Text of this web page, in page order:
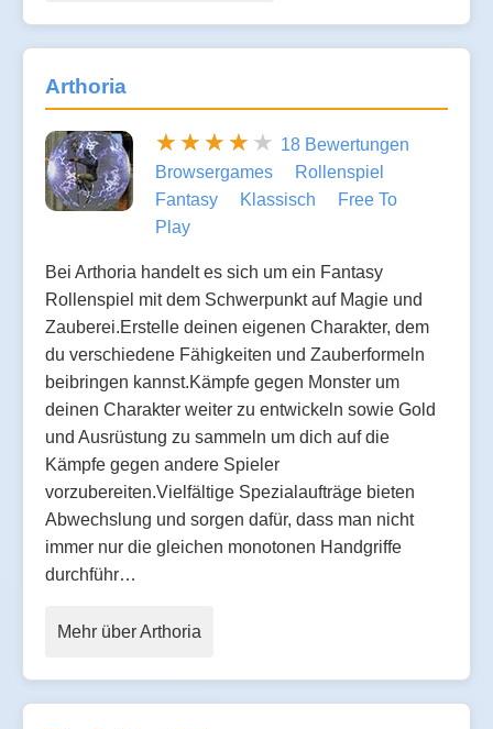
Arthoria
18 Bewertungen
Browsergames
Rollenspiel
Fantasy
Klassisch
Free To
Play
Bei Arthoria handelt es sich um ein Fantasy
Rollenspiel mit dem Schwerpunkt auf Magie und
Zauberei.Erstelle deinen eigenen Charakter, dem
du verschiedene Fähigkeiten und Zauberformeln
beibringen kannst.Kämpfe gegen Monster um
deinen Charakter weiter zu entwickeln sowie Gold
und Ausrüstung zu sammeln um dich auf die
Kämpfe gegen andere Spieler
vorzubereiten.Vielfältige Spezialaufträge bieten
Abwechslung und sorgen dafür, dass man nicht
immer nur die gleichen monotonen Handgriffe
durchführ…
Mehr über Arthoria